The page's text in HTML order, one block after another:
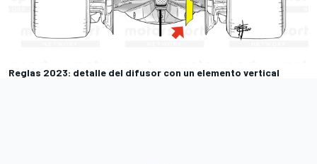
Reglas 2023: detalle del difusor con un elemento vertical